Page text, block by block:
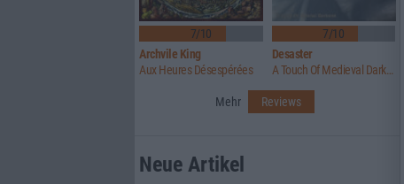
7/10
Archvile King
Aux Heures Désespérées
7/10
Desaster
A Touch Of Medieval Darkness
Mehr Reviews
Neue Artikel